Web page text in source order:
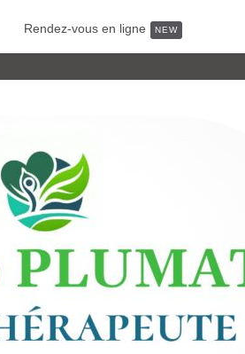
Rendez-vous en ligne NEW